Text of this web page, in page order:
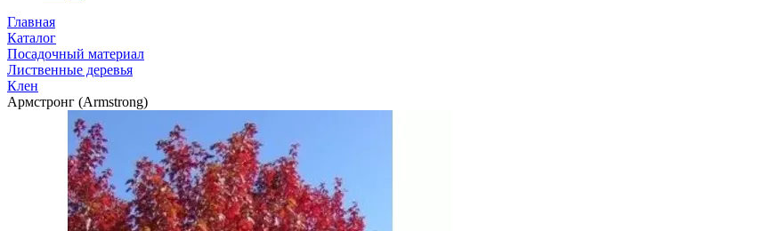
Главная
Каталог
Посадочный материал
Лиственные деревья
Клен
Армстронг (Armstrong)